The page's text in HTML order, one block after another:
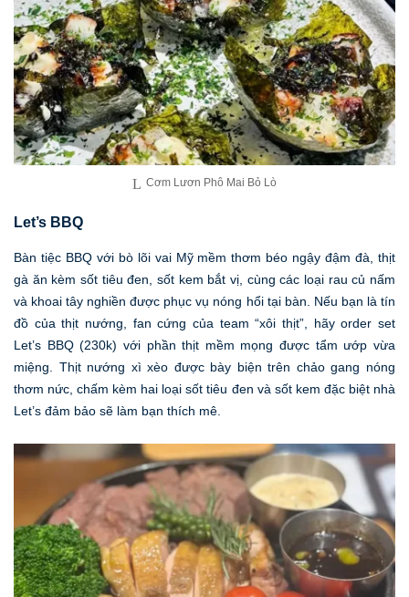
Cơm Lươn Phô Mai Bỏ Lò
Let’s BBQ
Bàn tiệc BBQ với bò lõi vai Mỹ mềm thơm béo ngậy đậm đà, thịt
gà ăn kèm sốt tiêu đen, sốt kem bắt vị, cùng các loại rau củ nấm
và khoai tây nghiền được phục vụ nóng hổi tại bàn. Nếu bạn là tín
đồ của thịt nướng, fan cứng của team “xôi thịt”, hãy order set
Let’s BBQ (230k) với phần thịt mềm mọng được tẩm ướp vừa
miệng. Thịt nướng xì xèo được bày biện trên chảo gang nóng
thơm nức, chấm kèm hai loại sốt tiêu đen và sốt kem đặc biệt nhà
Let’s đảm bảo sẽ làm bạn thích mê.